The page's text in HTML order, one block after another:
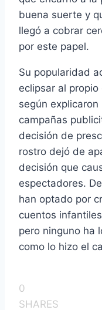
buena suerte y
llegó a cobrar
por este papel.
Su popularidad
eclipsar al
según
campañas
decisión de
rostro dejó de
decisión que
espectadores.
han optado por
cuentos
pero ninguno ha
como lo hizo el
0
SHARES